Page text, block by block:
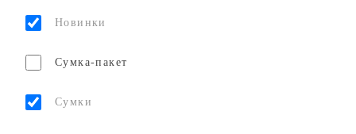
Новинки
Сумка-пакет
Сумки